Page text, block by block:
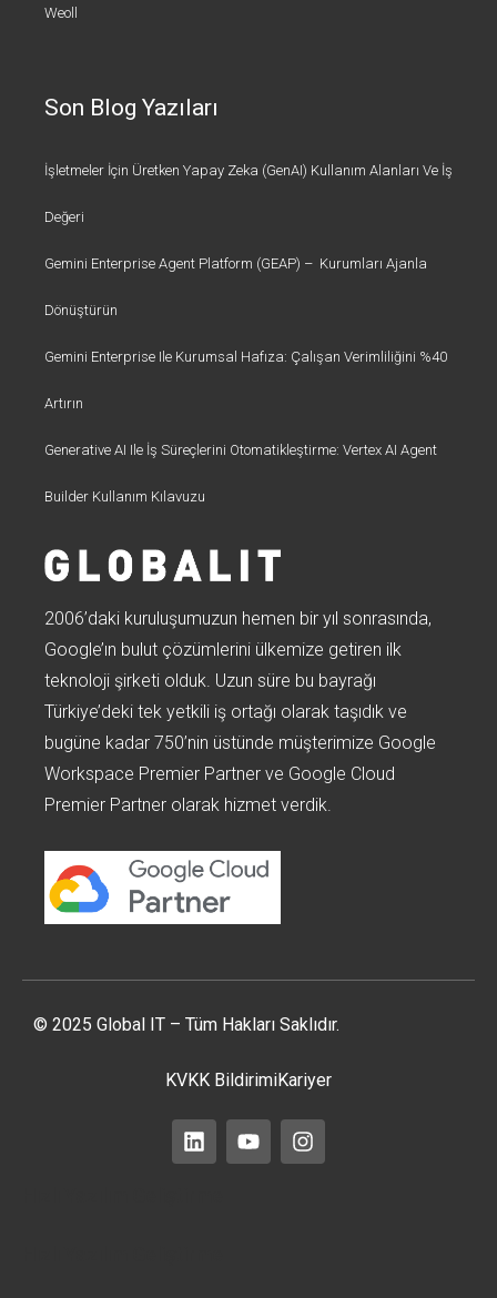
Weoll
Son Blog Yazıları
İşletmeler İçin Üretken Yapay Zeka (GenAI) Kullanım Alanları Ve İş
Değeri
Gemini Enterprise Agent Platform (GEAP) – Kurumları Ajanla
Dönüştürün
Gemini Enterprise Ile Kurumsal Hafıza: Çalışan Verimliliğini %40
Artırın
Generative AI Ile İş Süreçlerini Otomatikleştirme: Vertex AI Agent
Builder Kullanım Kılavuzu
2006’daki kuruluşumuzun hemen bir yıl sonrasında,
Google’ın bulut çözümlerini ülkemize getiren ilk
teknoloji şirketi olduk. Uzun süre bu bayrağı
Türkiye’deki tek yetkili iş ortağı olarak taşıdık ve
bugüne kadar 750’nin üstünde müşterimize Google
Workspace Premier Partner ve Google Cloud
Premier Partner olarak hizmet verdik.
© 2025 Global IT – Tüm Hakları Saklıdır.
KVKK BildirimiKariyer